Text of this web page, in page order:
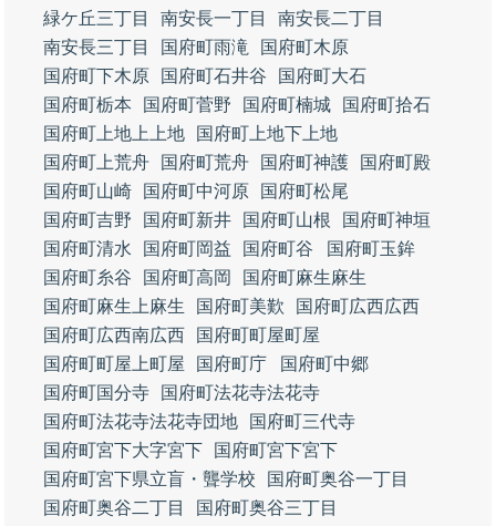
緑ケ丘三丁目
南安長一丁目
南安長二丁目
南安長三丁目
国府町雨滝
国府町木原
国府町下木原
国府町石井谷
国府町大石
国府町栃本
国府町菅野 国府町楠城
国府町拾石
国府町上地上上地
国府町上地下上地
国府町上荒舟
国府町荒舟 国府町神護
国府町殿
国府町山崎
国府町中河原
国府町松尾
国府町吉野
国府町新井 国府町山根
国府町神垣
国府町清水
国府町岡益 国府町谷
国府町玉鉾
国府町糸谷
国府町高岡
国府町麻生麻生
国府町麻生上麻生
国府町美歎
国府町広西広西
国府町広西南広西
国府町町屋町屋
国府町町屋上町屋
国府町庁
国府町中郷
国府町国分寺
国府町法花寺法花寺
国府町法花寺法花寺団地
国府町三代寺
国府町宮下大字宮下
国府町宮下宮下
国府町宮下県立盲・聾学校
国府町奥谷一丁目
国府町奥谷二丁目
国府町奥谷三丁目